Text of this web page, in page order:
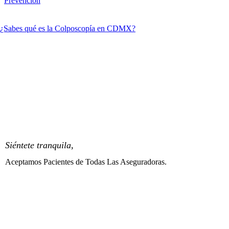
¿Sabes qué es la Colposcopía en CDMX?
Siéntete tranquila,
Aceptamos Pacientes de Todas Las Aseguradoras.